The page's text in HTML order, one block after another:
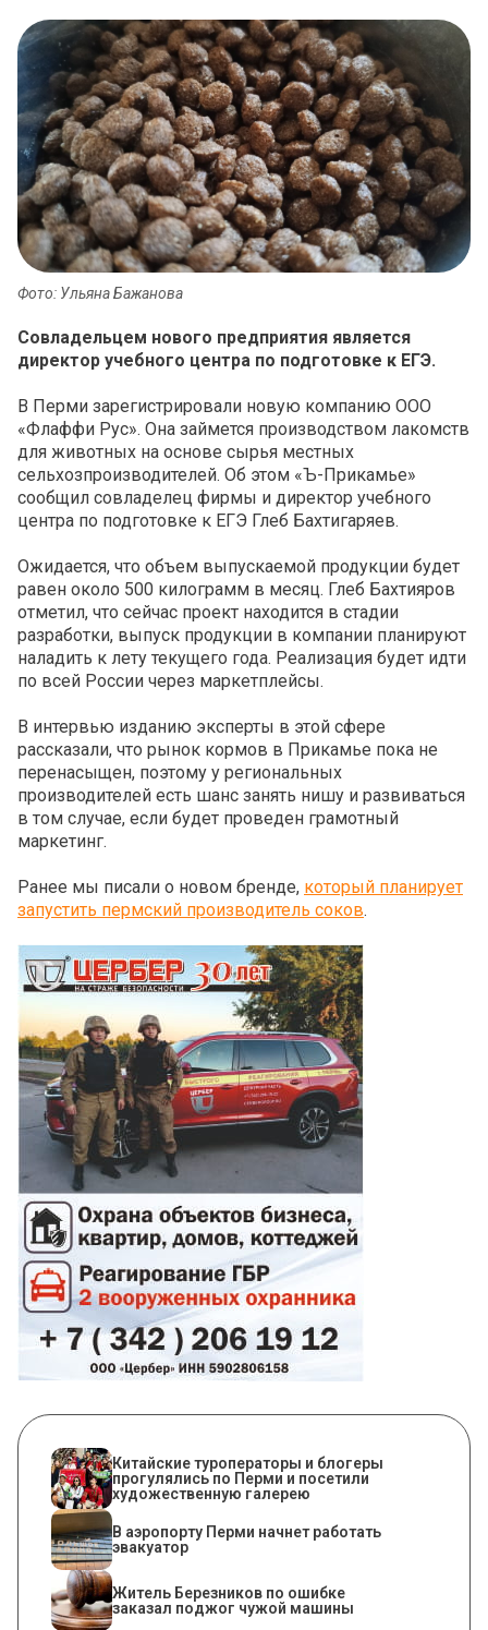
Фото: Ульяна Бажанова
Совладельцем нового предприятия является
директор учебного центра по подготовке к ЕГЭ.
В Перми зарегистрировали новую компанию ООО
«Флаффи Рус». Она займется производством лакомств
для животных на основе сырья местных
сельхозпроизводителей. Об этом «Ъ-Прикамье»
сообщил совладелец фирмы и директор учебного
центра по подготовке к ЕГЭ Глеб Бахтигаряев.
Ожидается, что объем выпускаемой продукции будет
равен около 500 килограмм в месяц. Глеб Бахтияров
отметил, что сейчас проект находится в стадии
разработки, выпуск продукции в компании планируют
наладить к лету текущего года. Реализация будет идти
по всей России через маркетплейсы.
В интервью изданию эксперты в этой сфере
рассказали, что рынок кормов в Прикамье пока не
перенасыщен, поэтому у региональных
производителей есть шанс занять нишу и развиваться
в том случае, если будет проведен грамотный
маркетинг.
Ранее мы писали о новом бренде, который планирует
запустить пермский производитель соков.
Китайские туроператоры и блогеры
прогулялись по Перми и посетили
художественную галерею
В аэропорту Перми начнет работать
эвакуатор
Житель Березников по ошибке
заказал поджог чужой машины